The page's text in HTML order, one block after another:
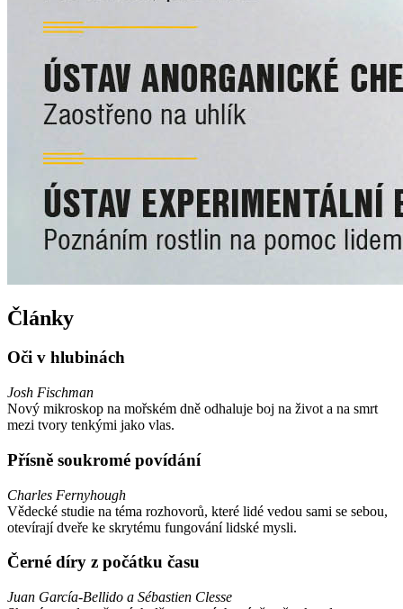
Články
Oči v hlubinách
Josh Fischman
Nový mikroskop na mořském dně odhaluje boj na život a na smrt
mezi tvory tenkými jako vlas.
Přísně soukromé povídání
Charles Fernyhough
Vědecké studie na téma rozhovorů, které lidé vedou sami se sebou,
otevírají dveře ke skrytému fungování lidské mysli.
Černé díry z počátku času
Juan García-Bellido a Sébastien Clesse